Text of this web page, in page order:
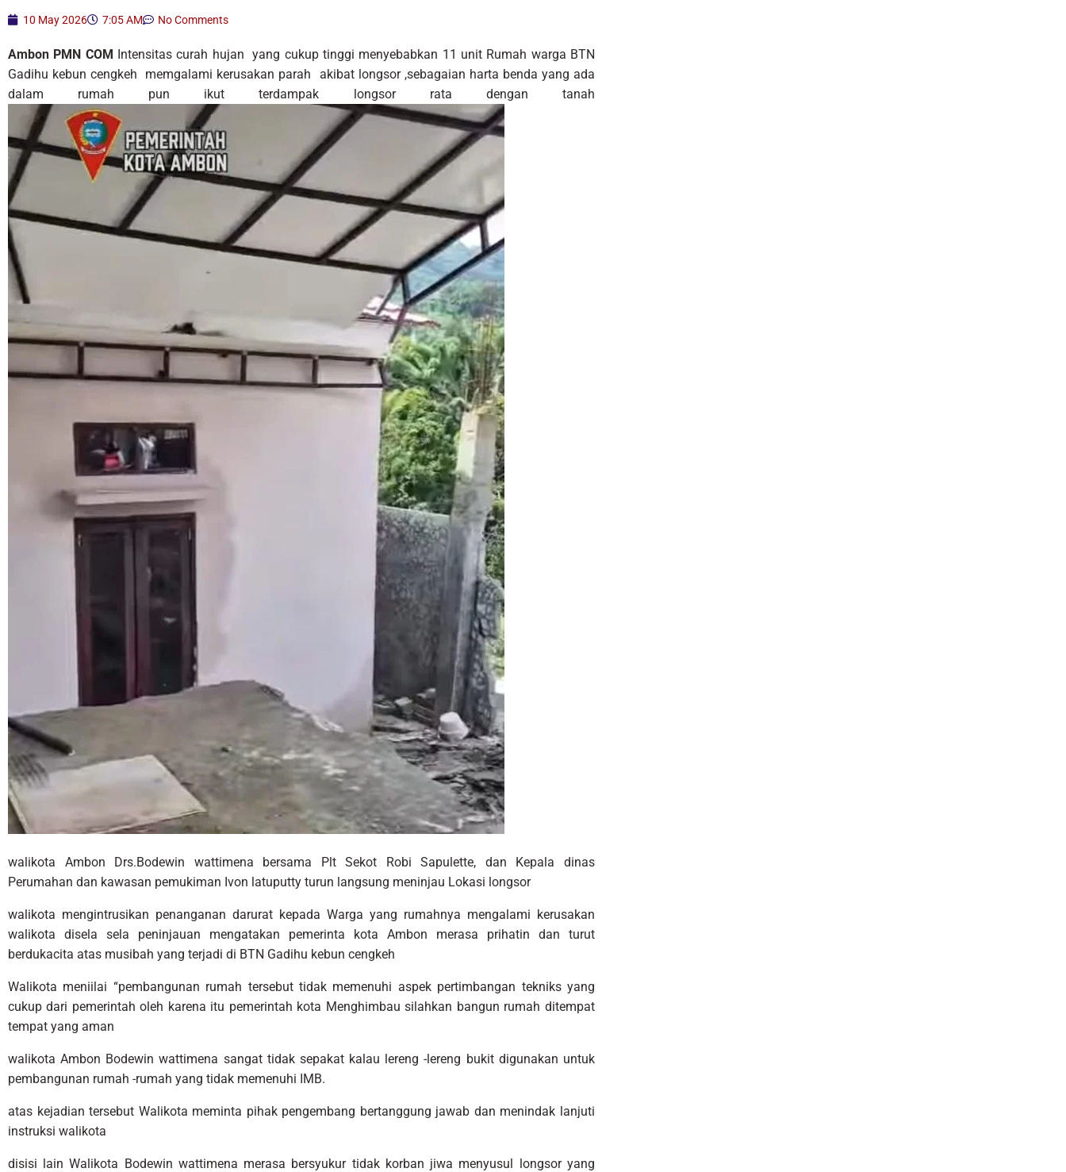
10 May 2026 7:05 AM No Comments
Ambon PMN COM Intensitas curah hujan yang cukup tinggi menyebabkan 11 unit Rumah warga BTN
Gadihu kebun cengkeh memgalami kerusakan parah akibat longsor ,sebagaian harta benda yang ada
dalam rumah pun ikut terdampak longsor rata dengan tanah
walikota Ambon Drs.Bodewin wattimena bersama Plt Sekot Robi Sapulette, dan Kepala dinas
Perumahan dan kawasan pemukiman Ivon latuputty turun langsung meninjau Lokasi longsor
walikota mengintrusikan penanganan darurat kepada Warga yang rumahnya mengalami kerusakan
walikota disela sela peninjauan mengatakan pemerinta kota Ambon merasa prihatin dan turut
berdukacita atas musibah yang terjadi di BTN Gadihu kebun cengkeh
Walikota meniilai “pembangunan rumah tersebut tidak memenuhi aspek pertimbangan tekniks yang
cukup dari pemerintah oleh karena itu pemerintah kota Menghimbau silahkan bangun rumah ditempat
tempat yang aman
walikota Ambon Bodewin wattimena sangat tidak sepakat kalau lereng -lereng bukit digunakan untuk
pembangunan rumah -rumah yang tidak memenuhi IMB.
atas kejadian tersebut Walikota meminta pihak pengembang bertanggung jawab dan menindak lanjuti
instruksi walikota
disisi lain Walikota Bodewin wattimena merasa bersyukur tidak korban jiwa menyusul longsor yang